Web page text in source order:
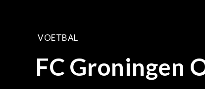
VOETBAL
FC Groningen